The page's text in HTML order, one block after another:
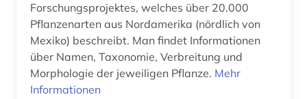
Forschungsprojektes, welches über 20.000
Pflanzenarten aus Nordamerika (nördlich von
Mexiko) beschreibt. Man findet Informationen
über Namen, Taxonomie, Verbreitung und
Morphologie der jeweiligen Pflanze. Mehr
Informationen